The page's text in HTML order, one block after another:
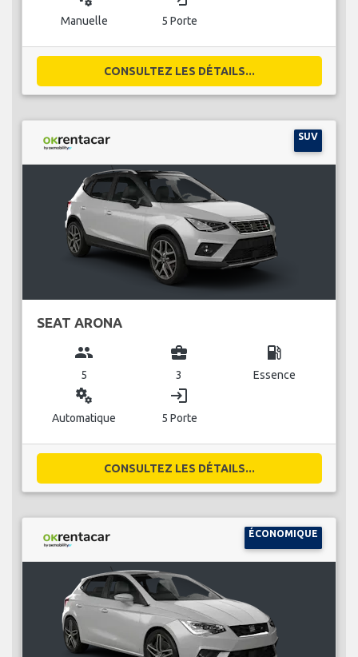
Manuelle 5 Porte
CONSULTEZ LES DÉTAILS...
SUV
SEAT ARONA
group
5
business_center
3
local_gas_station
Essence
miscellaneous_services
Automatique
login
5 Porte
CONSULTEZ LES DÉTAILS...
ÉCONOMIQUE